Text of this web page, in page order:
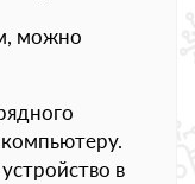
можно
в